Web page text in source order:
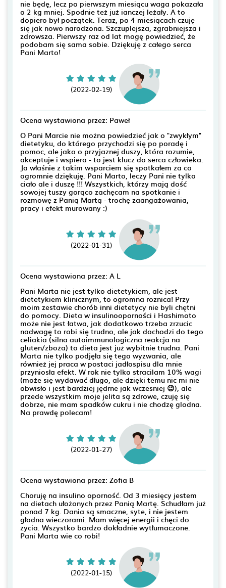
nie będę, lecz po pierwszym miesiącu waga pokazała
o 2 kg mniej. Spodnie też już ianczej leżały. A to
dopiero był początek. Teraz, po 4 miesiącach czuję
się jak nowo narodzona. Szczuplejsza, zgrabniejsza i
zdrowsza. Pierwszy raz od lat mogę powiedzieć, że
podobam się sama sobie. Dziękuję z całego serca
Pani Marto!
(2022-02-19)
Ocena wystawiona przez: Paweł
O Pani Marcie nie można powiedzieć jak o "zwykłym"
dietetyku, do którego przychodzi się po poradę i
pomoc, ale jako o przyjaznej duszy, która rozumie,
akceptuje i wspiera - to jest klucz do serca człowieka.
Ja właśnie z takim wsparciem się spotkałem za co
ogromnie dziękuję. Pani Marto, leczy Pani nie tylko
ciało ale i duszę !!! Wszystkich, którzy mają dość
sowojej tuszy gorąco zachęcam na spotkanie i
rozmowę z Panią Martą - trochę zaangażowania,
pracy i efekt murowany :)
(2022-01-31)
Ocena wystawiona przez: A L
Pani Marta nie jest tylko dietetykiem, ale jest
dietetykiem klinicznym, to ogromna roznica! Przy
moim zestawie chorób inni dietetycy nie byli chętni
do pomocy. Dieta w insulinooporności i Hashimoto
może nie jest łatwa, jak dodatkowo trzeba zrzucic
nadwagę to robi się trudno, ale jak dochodzi do tego
celiakia (silna autoimmunologiczna reakcja na
gluten/zboża) to dieta jest już wybitnie trudna. Pani
Marta nie tylko podjęła się tego wyzwania, ale
również jej praca w postaci jadłospisu dla mnie
przyniosła efekt. W rok nie tylko stracilam 10% wagi
(może się wydawać długo, ale dzięki temu nic mi nie
obwisło i jest bardziej jędrne jak wczesniej 😉), ale
przede wszystkim moje jelita są zdrowe, czuję się
dobrze, nie mam spadków cukru i nie chodzę glodna.
Na prawdę polecam!
(2022-01-27)
Ocena wystawiona przez: Zofia B
Choruję na insulino oporność. Od 3 miesięcy jestem
na dietach ułożonych przez Panią Martę. Schudłam już
ponad 7 kg. Dania są smaczne, syte, i nie jestem
głodna wieczorami. Mam więcej energii i chęci do
życia. Wszystko bardzo dokładnie wytłumaczone.
Pani Marta wie co robi!
(2022-01-15)